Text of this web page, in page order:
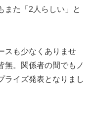
また「2人らしい」と
スも少なくありませ
無。関係者の間でもノ
ライズ発表となりまし